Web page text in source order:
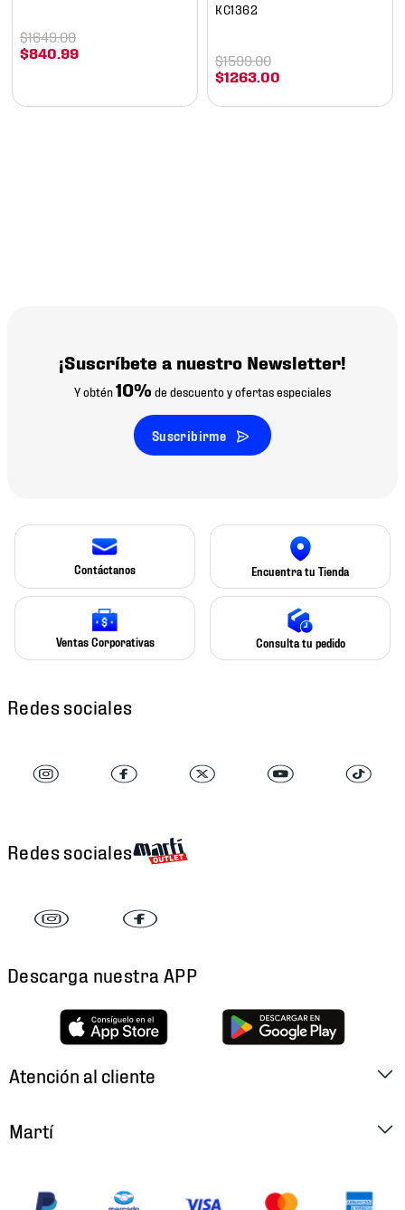
$840.99
$1649.00
KC1362
$1263.00
$1599.00
¡Suscríbete a nuestro Newsletter!
Y obtén10% de descuento y ofertas especiales
Suscribirme
Contáctanos Encuentra tu Tienda
Ventas Corporativas Consulta tu pedido
Redes sociales
Redes sociales
Descarga nuestra APP
Atención al cliente
Martí
Ubica tu Tienda